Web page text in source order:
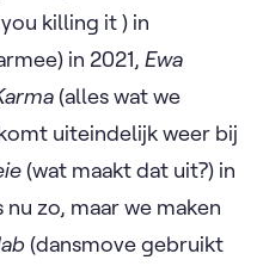
killing it ) in
in 2021, Ewa
(alles wat we
uiteindelijk weer bij
(wat maakt dat uit?) in
nu zo, maar we maken
(dansmove gebruikt